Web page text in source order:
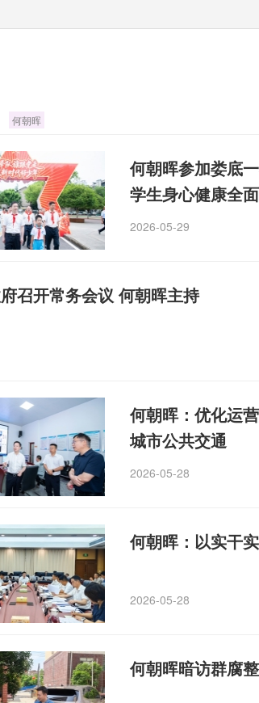
何朝晖
何朝晖参加娄底
学生身心健康全
2026-05-29
召开常务会议 何朝晖主持
何朝晖：优化运
城市公共交通
2026-05-28
何朝晖：以实干
2026-05-28
何朝晖暗访群腐